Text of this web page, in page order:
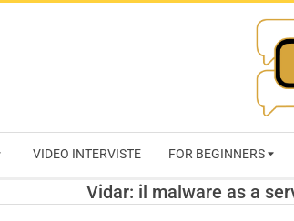
VIDEO INTERVISTE FOR BEGINNERS
Vidar: il malware as a